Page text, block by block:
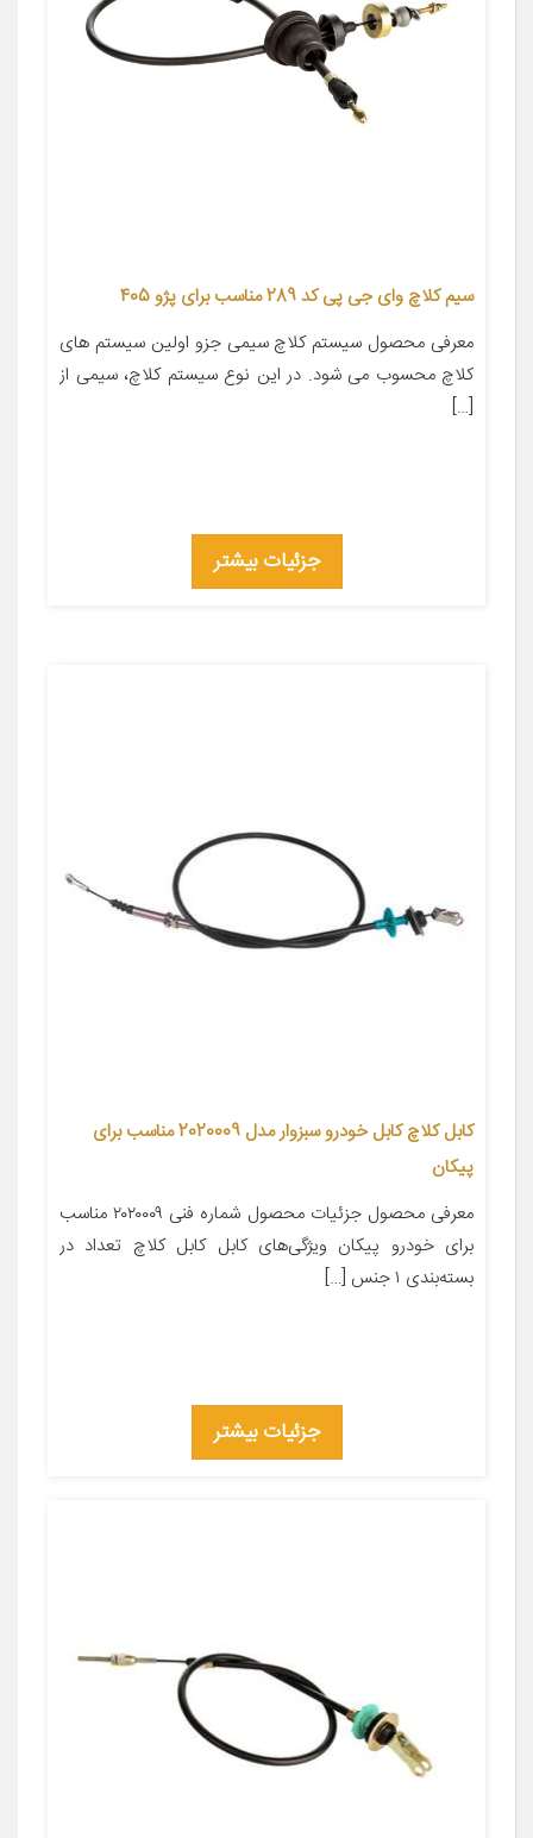
سیم کلاچ وای جی پی کد 289 مناسب برای پژو 405
معرفی محصول سیستم کلاچ سیمی جزو اولین سیستم های
کلاچ محسوب می شود. در این نوع سیستم کلاچ، سیمی از
[…]
جزئیات بیشتر
کابل کلاچ کابل خودرو سبزوار مدل 2020009 مناسب برای
پیکان
معرفی محصول جزئیات محصول شماره فنی ۲۰۲۰۰۰۹ مناسب
برای خودرو پیکان ویژگی‌های کابل کابل کلاچ تعداد در
بسته‌بندی ۱ جنس […]
جزئیات بیشتر